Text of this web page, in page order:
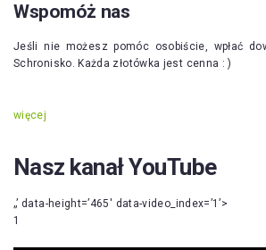
Wspomóż nas
Jeśli nie możesz pomóc osobiście, wpłać
Schronisko. Każda złotówka jest cenna : )
więcej
Nasz kanał YouTube
„’ data-height=’465′ data-video_index=’1’>
1